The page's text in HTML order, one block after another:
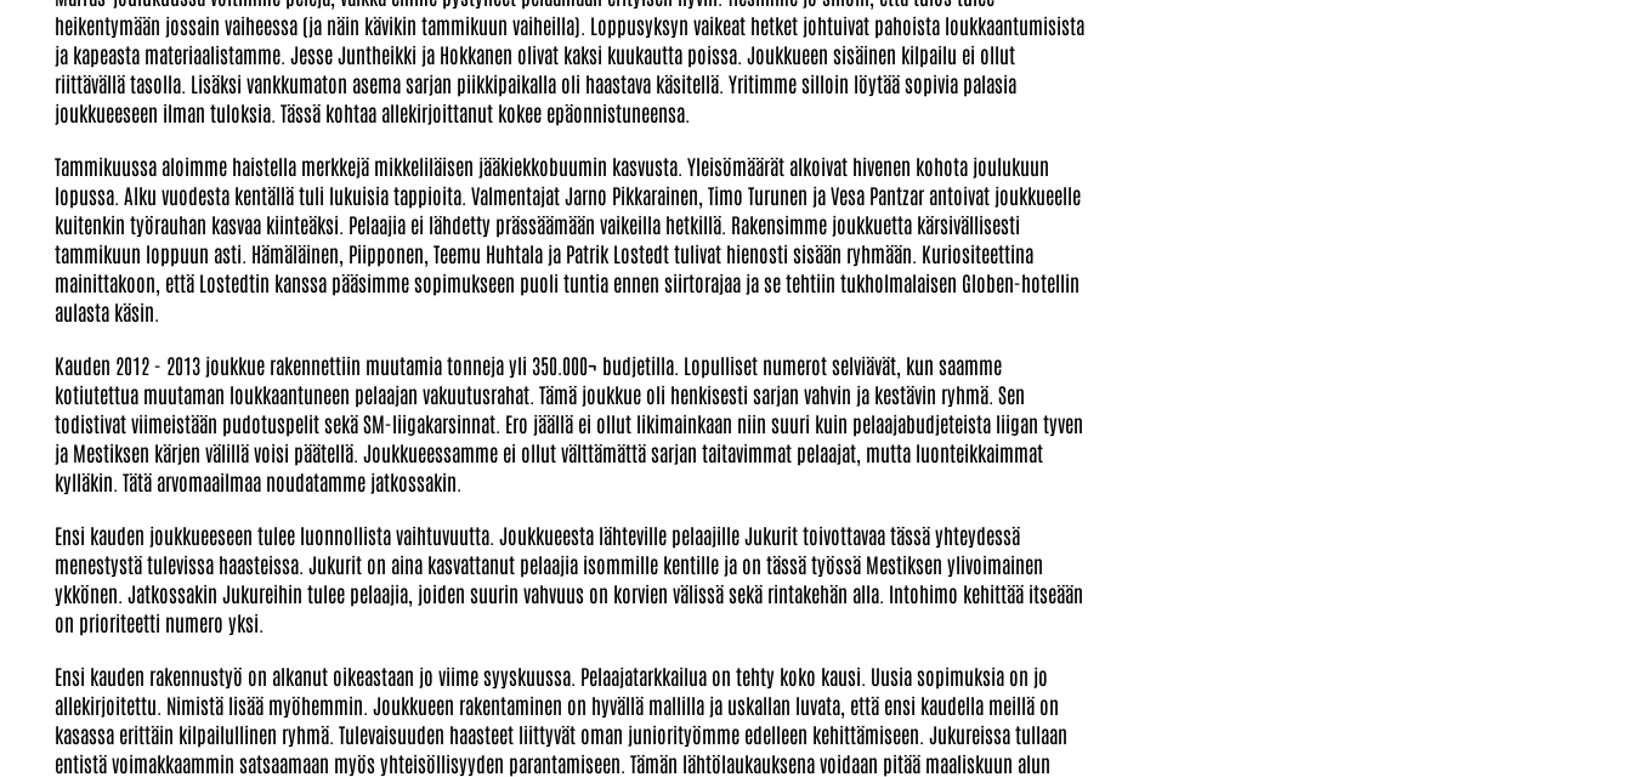
heikentymään jossain vaiheessa (ja näin kävikin tammikuun vaiheilla). Loppusyksyn vaikeat hetket johtuivat pahoista loukkaantumisista
ja kapeasta materiaalistamme. Jesse Juntheikki ja Hokkanen olivat kaksi kuukautta poissa. Joukkueen sisäinen kilpailu ei ollut
riittävällä tasolla. Lisäksi vankkumaton asema sarjan piikkipaikalla oli haastava käsitellä. Yritimme silloin löytää sopivia palasia
joukkueeseen ilman tuloksia. Tässä kohtaa allekirjoittanut kokee epäonnistuneensa.
Tammikuussa aloimme haistella merkkejä mikkeliläisen jääkiekkobuumin kasvusta. Yleisömäärät alkoivat hivenen kohota joulukuun
lopussa. Alku vuodesta kentällä tuli lukuisia tappioita. Valmentajat Jarno Pikkarainen, Timo Turunen ja Vesa Pantzar antoivat joukkueelle
kuitenkin työrauhan kasvaa kiinteäksi. Pelaajia ei lähdetty prässäämään vaikeilla hetkillä. Rakensimme joukkuetta kärsivällisesti
tammikuun loppuun asti. Hämäläinen, Piipponen, Teemu Huhtala ja Patrik Lostedt tulivat hienosti sisään ryhmään. Kuriositeettina
mainittakoon, että Lostedtin kanssa pääsimme sopimukseen puoli tuntia ennen siirtorajaa ja se tehtiin tukholmalaisen Globen-hotellin
aulasta käsin.
Kauden 2012 - 2013 joukkue rakennettiin muutamia tonneja yli 350.000¬ budjetilla. Lopulliset numerot selviävät, kun saamme
kotiutettua muutaman loukkaantuneen pelaajan vakuutusrahat. Tämä joukkue oli henkisesti sarjan vahvin ja kestävin ryhmä. Sen
todistivat viimeistään pudotuspelit sekä SM-liigakarsinnat. Ero jäällä ei ollut likimainkaan niin suuri kuin pelaajabudjeteista liigan tyven
ja Mestiksen kärjen välillä voisi päätellä. Joukkueessamme ei ollut välttämättä sarjan taitavimmat pelaajat, mutta luonteikkaimmat
kylläkin. Tätä arvomaailmaa noudatamme jatkossakin.
Ensi kauden joukkueeseen tulee luonnollista vaihtuvuutta. Joukkueesta lähteville pelaajille Jukurit toivottavaa tässä yhteydessä
menestystä tulevissa haasteissa. Jukurit on aina kasvattanut pelaajia isommille kentille ja on tässä työssä Mestiksen ylivoimainen
ykkönen. Jatkossakin Jukureihin tulee pelaajia, joiden suurin vahvuus on korvien välissä sekä rintakehän alla. Intohimo kehittää itseään
on prioriteetti numero yksi.
Ensi kauden rakennustyö on alkanut oikeastaan jo viime syyskuussa. Pelaajatarkkailua on tehty koko kausi. Uusia sopimuksia on jo
allekirjoitettu. Nimistä lisää myöhemmin. Joukkueen rakentaminen on hyvällä mallilla ja uskallan luvata, että ensi kaudella meillä on
kasassa erittäin kilpailullinen ryhmä. Tulevaisuuden haasteet liittyvät oman juniorityömme edelleen kehittämiseen. Jukureissa tullaan
entistä voimakkaammin satsaamaan myös yhteisöllisyyden parantamiseen. Tämän lähtölaukauksena voidaan pitää maaliskuun alun